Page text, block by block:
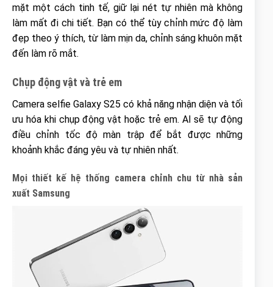
mặt một cách tinh tế, giữ lại nét tự nhiên mà không
làm mất đi chi tiết. Bạn có thể tùy chỉnh mức độ làm
đẹp theo ý thích, từ làm mịn da, chỉnh sáng khuôn mặt
đến làm rõ mắt.
Chụp động vật và trẻ em
Camera selfie Galaxy S25 có khả năng nhận diện và tối
ưu hóa khi chụp động vật hoặc trẻ em. AI sẽ tự động
điều chỉnh tốc độ màn trập để bắt được những
khoảnh khắc đáng yêu và tự nhiên nhất.
Mọi thiết kế hệ thống camera chỉnh chu từ nhà sản
xuất Samsung